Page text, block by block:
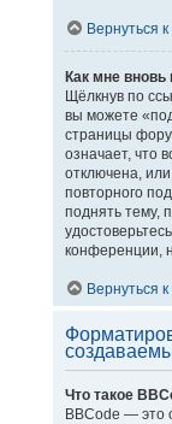
Вернуться
Как мне
Щёлкнув по
вы можете
страницы
означает, что
отключена,
повторного
поднять тему,
конференции,
Вернуться
Что такое
BBCode — это